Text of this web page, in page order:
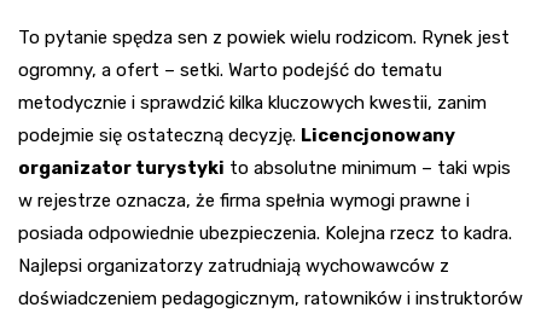
To pytanie spędza sen z powiek wielu rodzicom. Rynek jest
ogromny, a ofert – setki. Warto podejść do tematu
metodycznie i sprawdzić kilka kluczowych kwestii, zanim
podejmie się ostateczną decyzję. Licencjonowany
organizator turystyki to absolutne minimum – taki wpis
w rejestrze oznacza, że firma spełnia wymogi prawne i
posiada odpowiednie ubezpieczenia. Kolejna rzecz to kadra.
Najlepsi organizatorzy zatrudniają wychowawców z
doświadczeniem pedagogicznym, ratowników i instruktorów